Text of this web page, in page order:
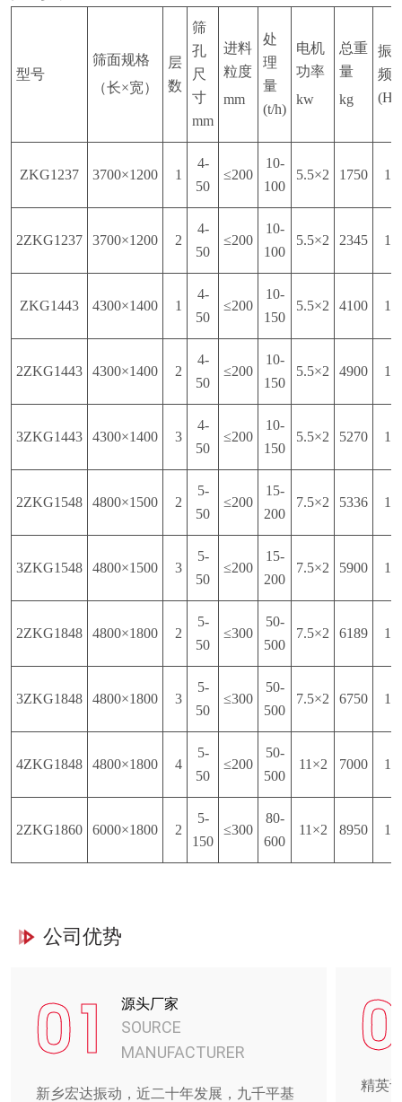
型号
筛面规格
（长×宽）
层
数
筛
孔
尺
寸
mm
进料
粒度
mm
处
理
量
(t/h)
电机
功率
kw
总重
量
kg
振
频
ZKG1237 3700×1200 1
4-
50
≤200
10-
100
5.5×2 1750 16
2ZKG1237 3700×1200 2
4-
50
≤200
10-
100
5.5×2 2345 16
ZKG1443 4300×1400 1
4-
50
≤200
10-
150
5.5×2 4100 16
2ZKG1443 4300×1400 2
4-
50
≤200
10-
150
5.5×2 4900 16
3ZKG1443 4300×1400 3
4-
50
≤200
10-
150
5.5×2 5270 16
2ZKG1548 4800×1500 2
5-
50
≤200
15-
200
7.5×2 5336 16
3ZKG1548 4800×1500 3
5-
50
≤200
15-
200
7.5×2 5900 16
2ZKG1848 4800×1800 2
5-
50
≤300
50-
500
7.5×2 6189 16
3ZKG1848 4800×1800 3
5-
50
≤300
50-
500
7.5×2 6750 16
4ZKG1848 4800×1800 4
5-
50
≤200
50-
500
11×2 7000 16
2ZKG1860 6000×1800 2
5-
150
≤300
80-
600
11×2 8950 16
公司优势
01 源头厂家
SOURCE
MANUFACTURER
新乡宏达振动，近二十年发展，九千平基
精英